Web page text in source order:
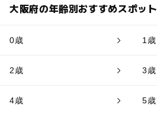
大阪府の年齢別おすすめスポット
0歳 1歳
2歳 3歳
4歳 5歳